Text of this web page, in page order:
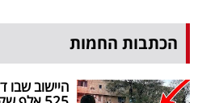
הכתבות החמות
היישוב